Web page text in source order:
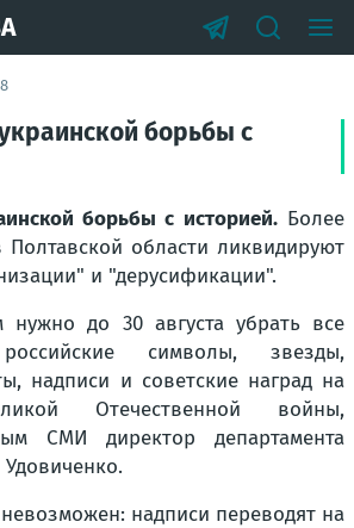
борьбы с
борьбы с историей.Более
Полтавской области ликвидируют
и "дерусификации".
нужно до 30 августа убрать все
символы, звезды,
надписи и советские наград на
Отечественной войны,
СМИ директор департамента
надписи переводят на